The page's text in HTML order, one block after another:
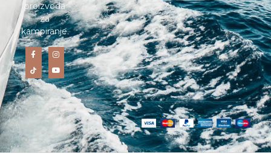
proizvoda
za
kampiranje.